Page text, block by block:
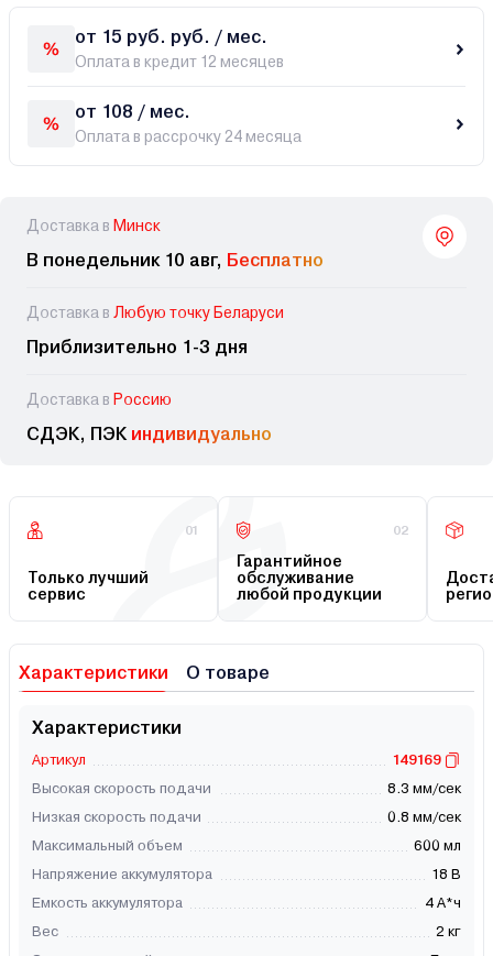
от 15 руб. руб. / мес.
Оплата в кредит 12 месяцев
от 108 / мес.
Оплата в рассрочку 24 месяца
Доставка в Минск
В понедельник 10 авг, Бесплатно
Доставка в Любую точку Беларуси
Приблизительно 1-3 дня
Доставка в Россию
СДЭК, ПЭК индивидуально
01
Только лучший
сервис
02
Гарантийное
обслуживание
любой продукции
Характеристики О товаре
Характеристики
Артикул
149169
Высокая скорость подачи
8.3 мм/сек
Низкая скорость подачи
0.8 мм/сек
Максимальный объем
600 мл
Напряжение аккумулятора
18 В
Емкость аккумулятора
4 А*ч
Вес
2 кг